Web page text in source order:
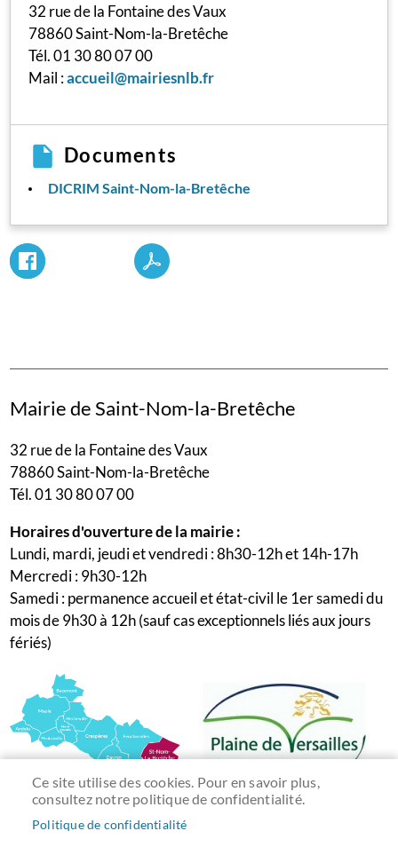
32 rue de la Fontaine des Vaux
78860 Saint-Nom-la-Bretêche
Tél. 01 30 80 07 00
Mail :accueil@mairiesnlb.fr
Documents
DICRIM Saint-Nom-la-Bretêche
Mairie de Saint-Nom-la-Bretêche
32 rue de la Fontaine des Vaux
78860 Saint-Nom-la-Bretêche
Tél. 01 30 80 07 00
Horaires d'ouverture de la mairie :
Lundi, mardi, jeudi et vendredi : 8h30-12h et 14h-17h
Mercredi : 9h30-12h
Samedi : permanence accueil et état-civil le 1er samedi du
mois de 9h30 à 12h (sauf cas exceptionnels liés aux jours
fériés)
Ce site utilise des cookies. Pour en savoir plus,
consultez notre politique de confidentialité.
Politique de confidentialité